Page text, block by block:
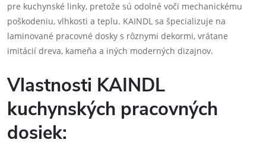
pre kuchynské linky, pretože sú odolné voči mechanickému
poškodeniu, vlhkosti a teplu. KAINDL sa špecializuje na
laminované pracovné dosky s rôznymi dekormi, vrátane
imitácií dreva, kameňa a iných moderných dizajnov.
Vlastnosti KAINDL
kuchynských pracovných
dosiek: